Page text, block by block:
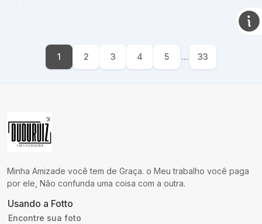
1 2 3 4 5 ... 33
Minha Amizade você tem de Graça. o Meu trabalho você paga
por ele, Não confunda uma coisa com a outra.
Usando a Fotto
Encontre sua foto